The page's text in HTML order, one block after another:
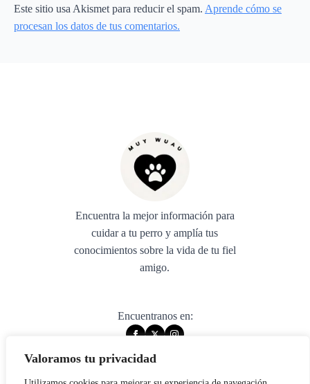
Valoramos tu privacidad
Este sitio usa Akismet para reducir el spam. Aprende cómo se
procesan los datos de tus comentarios.
Encuentra la mejor información para
cuidar a tu perro y amplía tus
conocimientos sobre la vida de tu fiel
amigo.
Encuentranos en: